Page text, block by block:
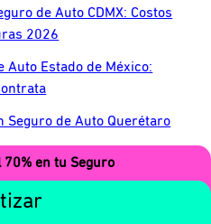
en tu Seguro
de Auto CDMX: Costos
2026
Auto Estado de México:
Seguro de Auto Querétaro